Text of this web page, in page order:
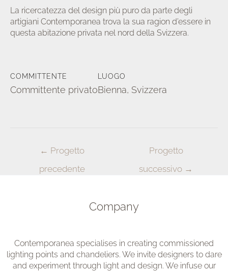
La ricercatezza del design più puro da parte degli
artigiani Contemporanea trova la sua ragion d’essere in
questa abitazione privata nel nord della Svizzera.
COMMITTENTE
Committente privato
LUOGO
Bienna, Svizzera
← Progetto
precedente
Progetto
successivo →
Company
Contemporanea specialises in creating commissioned
lighting points and chandeliers. We invite designers to dare
and experiment through light and design. We infuse our